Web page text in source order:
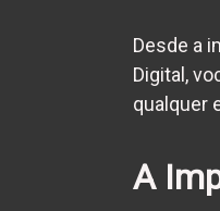
Desde a
Digital,
qualquer
A